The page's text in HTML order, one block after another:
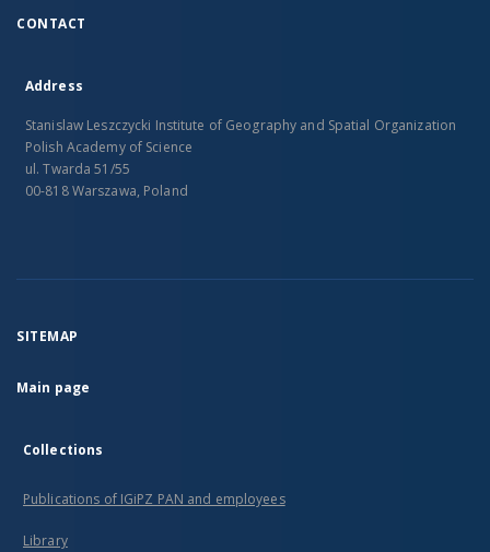
CONTACT
Address
Stanislaw Leszczycki Institute of Geography and Spatial Organization
Polish Academy of Science
ul. Twarda 51/55
00-818 Warszawa, Poland
SITEMAP
Main page
Collections
Publications of IGiPZ PAN and employees
Library